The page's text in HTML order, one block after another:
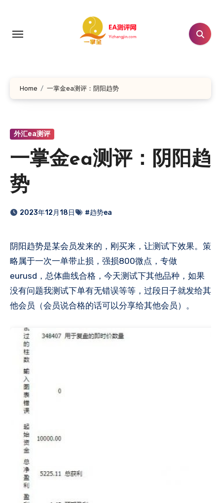
Home 一掌金ea测评：阴阳趋势
外汇ea测评
一掌金ea测评：阴阳趋
势
2023年12月18日 #趋势ea
阴阳趋势是某会员发来的，刚买来，让测试下效果。策
略属于一次一单带止损，强损800微点，专做
eurusd，总体曲线合格，今天测试下其他品种，如果
没有问题我测试下单有无错误等等，过段日子就发给其
他会员（会员说合格的话可以分享给其他会员）。